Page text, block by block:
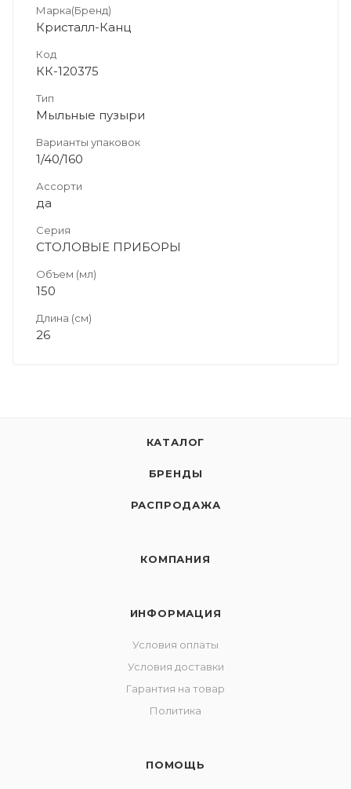
Марка(Бренд)
Кристалл-Канц
Код
КК-120375
Тип
Мыльные пузыри
Варианты упаковок
1/40/160
Ассорти
да
Серия
СТОЛОВЫЕ ПРИБОРЫ
Объем (мл)
150
Длина (см)
26
КАТАЛОГ
БРЕНДЫ
РАСПРОДАЖА
КОМПАНИЯ
ИНФОРМАЦИЯ
Условия оплаты
Условия доставки
Гарантия на товар
Политика
ПОМОЩЬ